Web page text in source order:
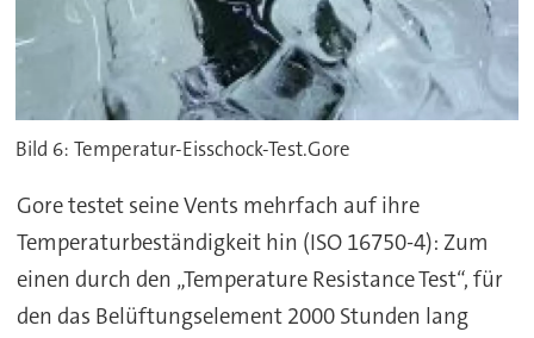
Bild 6: Temperatur-Eisschock-Test.Gore
Gore testet seine Vents mehrfach auf ihre
Temperaturbeständigkeit hin (ISO 16750-4): Zum
einen durch den „Temperature Resistance Test“, für
den das Belüftungselement 2000 Stunden lang